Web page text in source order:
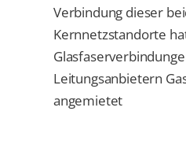
Verbindung dieser
Kernnetzstandorte
Leitungsanbietern
angemietet